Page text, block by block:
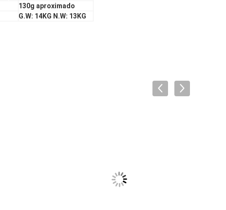
130g aproximado
G.W: 14KG N.W: 13KG